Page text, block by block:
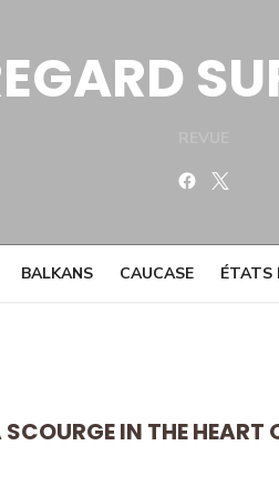
Facebook
BALKANS CAUCASE ÉTATS
IN THE HEART